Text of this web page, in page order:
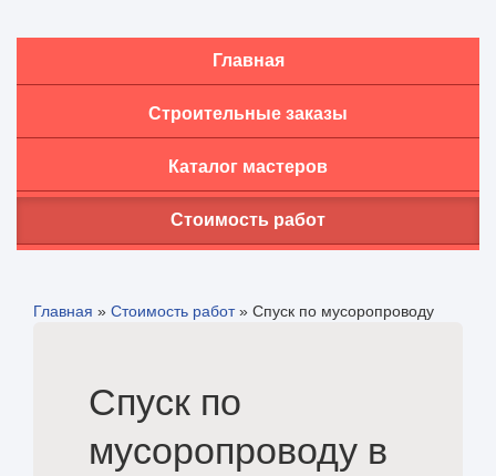
Главная
Строительные заказы
Каталог мастеров
Стоимость работ
Главная » Стоимость работ» Спуск по мусоропроводу
Спуск по
мусоропроводу в